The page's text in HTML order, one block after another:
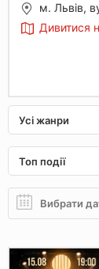
м. Львів,
Дивитися
Усі жанри
Топ події